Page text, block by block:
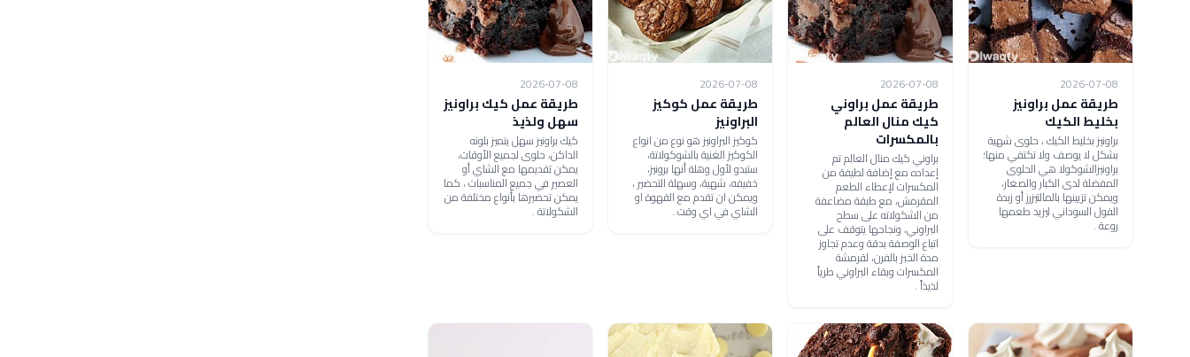
2026-07-08
طريقة عمل براونيز
بخليط الكيك
براونيز بخليط الكيك ، حلوى شهية
بشكل لا يوصف ولا تكتفي منها؛
براونيزالشوكولا هي الحلوى
المفضلة لدى الكبار والصغار،
ويمكن تزيينها بالمالتيزرز أو زبدة
الفول السوداني ليزيد طعمها
روعة .
2026-07-08
طريقة عمل براوني
كيك منال العالم
بالمكسرات
براوني كيك منال العالم تم
إعداده مع إضافة لطيفة من
المكسرات لإعطاء الطعم
المقرمش، مع طبقة مضاعفة
من الشكولاته على سطح
البراوني، ونجاحها يتوقف على
اتباع الوصفة بدقة وعدم تجاوز
مدة الخبز بالفرن، لقرمشة
المكسرات وبقاء البراوني طرياً
لذيذاً .
2026-07-08
طريقة عمل كوكيز
البراونيز
كوكيز البراونيز هو نوع من انواع
الكوكيز الغنية بالشوكولاتة،
ستبدو لأول وهلة أنها برونيز،
خفيفه، شهية، وسهلة التحضير ،
ويمكن ان تقدم مع القهوة او
الشاي في اي وقت .
2026-07-08
طريقة عمل كيك براونيز
سهل ولذيذ
كيك براونيز سهل يتميز بلونه
الداكن، حلوى لجميع الأوقات،
يمكن تقديمها مع الشاي أو
العصير في جميع المناسبات ، كما
يمكن تحضيرها بأنواع مختلفة من
الشكولاتة .